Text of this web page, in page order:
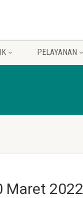
PELAYANAN
Maret 2022